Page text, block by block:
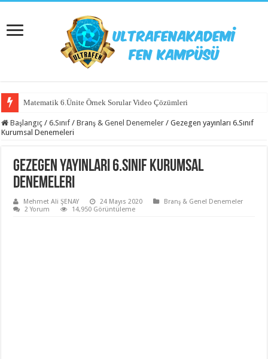
Matematik 6.Ünite Örnek Sorular Video Çözümleri
Matematik 5.Ünite Örnek Sorular Video Çözümleri
Başlangıç / 6.Sınıf / Branş & Genel Denemeler / Gezegen yayınları 6.Sınıf
Kurumsal Denemeleri
Gezegen yayınları 6.Sınıf Kurumsal
Denemeleri
Mehmet Ali ŞENAY 24 Mayıs 2020
Branş & Genel Denemeler
2 Yorum
14,950 Görüntüleme